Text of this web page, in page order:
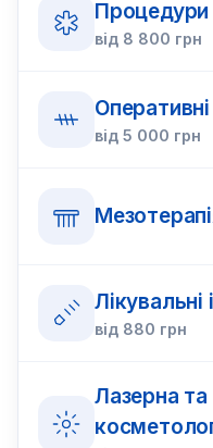
Процедури
від 8 800 грн
від 5 000 грн
Лікувальні
від 880 грн
Лазерна